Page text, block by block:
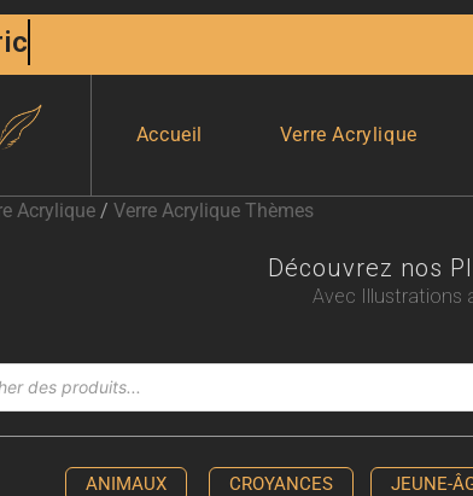
Express 24H00
Accueil Verre Acrylique
Acrylique / Verre Acrylique Thèmes
Découvrez nos
Avec Illustrations
ANIMAUX CROYANCES JEUNE-